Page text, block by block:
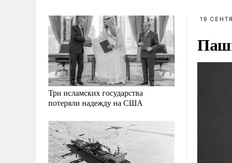
Три исламских государства
потеряли надежду на США
19